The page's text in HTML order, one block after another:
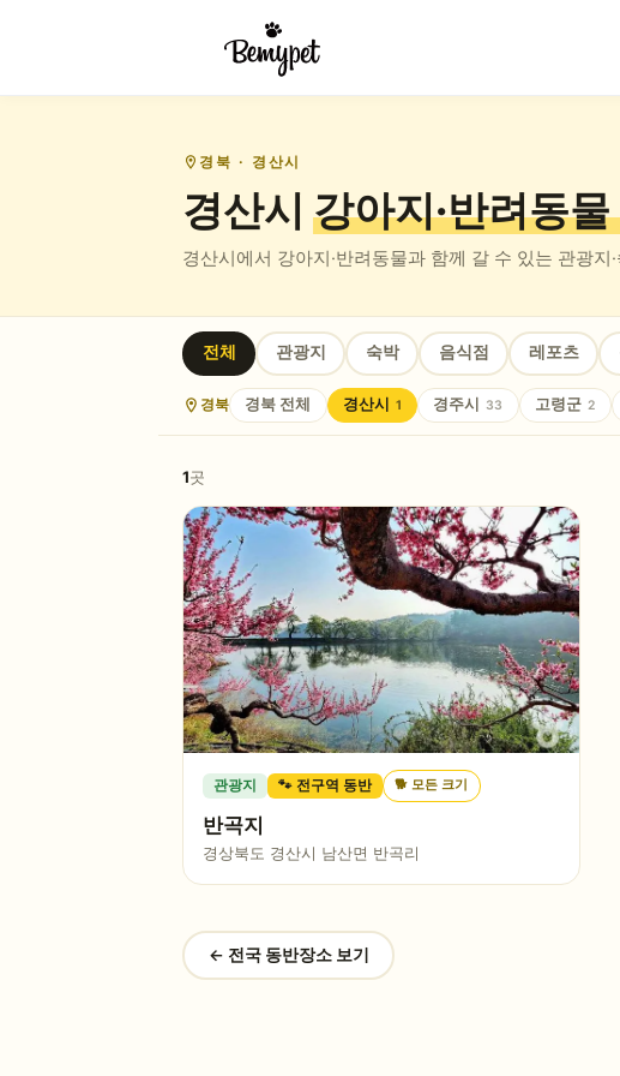
경북 · 경산시
경산시 강아지·반려동
경산시에서 강아지·반려동물과 함께 갈 수 있는 관광지
전체 관광지 숙박 음식점 레포츠
경북 경북 전체 경산시 1 경주시 33 고령군 2
1곳
관광지 🐾 전구역 동반 🐕모든 크기
반곡지
경상북도 경산시 남산면 반곡리
← 전국 동반장소 보기